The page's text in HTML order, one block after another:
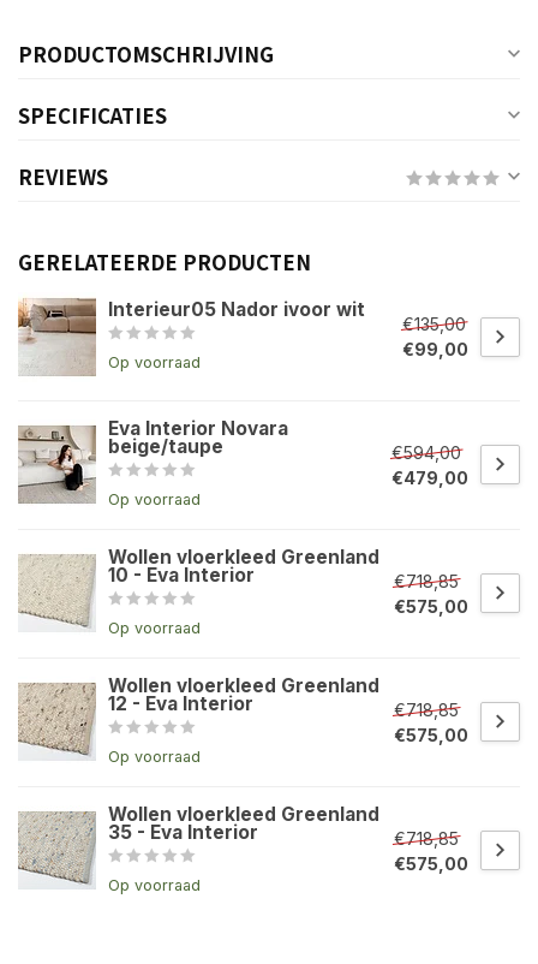
PRODUCTOMSCHRIJVING
SPECIFICATIES
REVIEWS
GERELATEERDE PRODUCTEN
Interieur05 Nador ivoor wit
Op voorraad
€135,00
€99,00
Eva Interior Novara
beige/taupe
Op voorraad
€594,00
€479,00
Wollen vloerkleed Greenland
10 - Eva Interior
Op voorraad
€718,85
€575,00
Wollen vloerkleed Greenland
12 - Eva Interior
Op voorraad
€718,85
€575,00
Wollen vloerkleed Greenland
35 - Eva Interior
Op voorraad
€718,85
€575,00